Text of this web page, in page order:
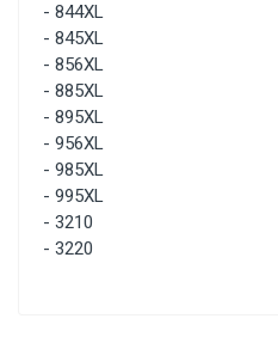
- 844XL
- 845XL
- 856XL
- 885XL
- 895XL
- 956XL
- 985XL
- 995XL
- 3210
- 3220